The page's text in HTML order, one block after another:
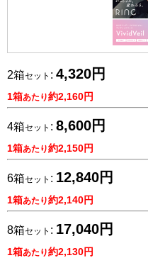
2箱セット : 4,320円
1箱あたり約2,160円
4箱セット : 8,600円
1箱あたり約2,150円
6箱セット : 12,840円
1箱あたり約2,140円
8箱セット : 17,040円
1箱あたり約2,130円